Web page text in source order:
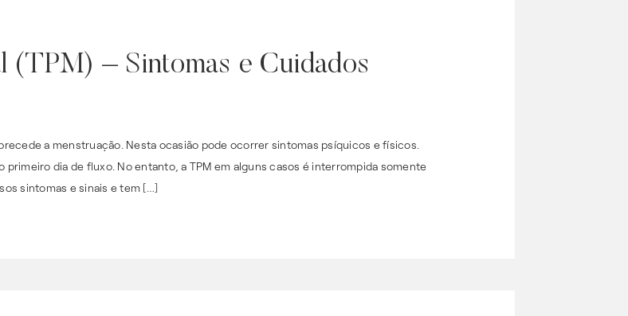
(TPM) – Sintomas e Cuidados
a menstruação. Nesta ocasião pode ocorrer sintomas psíquicos e físicos.
dia de fluxo. No entanto, a TPM em alguns casos é interrompida somente
sintomas e sinais e tem […]